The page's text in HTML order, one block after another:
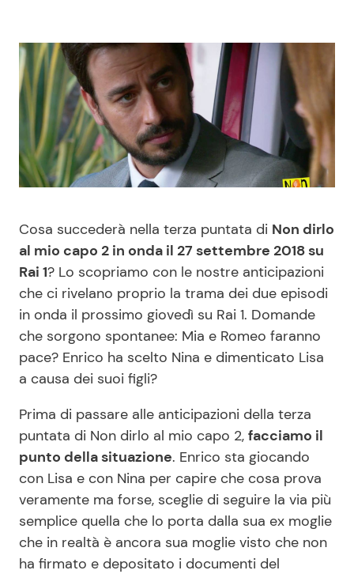
Benessere
Casa
Moda e Style
News benessere
Salute
Viaggi e Turismo
Cucina e Ricette
Consigli di Cucina
Dolci
Primi Piatti
Ricette Facili e Veloci
Ricette Feste
Seguici
Info
Cosa succederà nella terza puntata di Non dirlo
al mio capo 2 in onda il 27 settembre 2018 su
Rai 1? Lo scopriamo con le nostre anticipazioni
che ci rivelano proprio la trama dei due episodi
in onda il prossimo giovedì su Rai 1. Domande
che sorgono spontanee: Mia e Romeo faranno
pace? Enrico ha scelto Nina e dimenticato Lisa
a causa dei suoi figli?
Prima di passare alle anticipazioni della terza
puntata di Non dirlo al mio capo 2, facciamo il
punto della situazione. Enrico sta giocando
con Lisa e con Nina per capire che cosa prova
veramente ma forse, sceglie di seguire la via più
semplice quella che lo porta dalla sua ex moglie
che in realtà è ancora sua moglie visto che non
ha firmato e depositato i documenti del